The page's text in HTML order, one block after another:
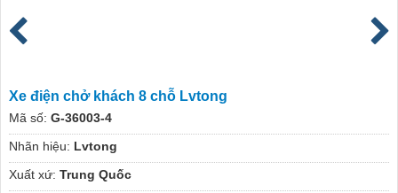
Xe điện chở khách 8 chỗ Lvtong
Mã số: G-36003-4
Nhãn hiệu: Lvtong
Xuất xứ: Trung Quốc